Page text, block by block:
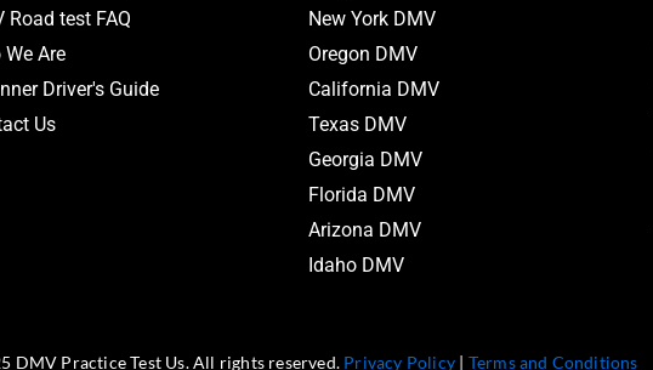
Road test FAQ
We Are
Driver's Guide
Us
New York DMV
Oregon DMV
California DMV
Texas DMV
Georgia DMV
Florida DMV
Arizona DMV
Idaho DMV
DMV Practice Test Us. All rights reserved. Privacy Policy | Terms and Conditions